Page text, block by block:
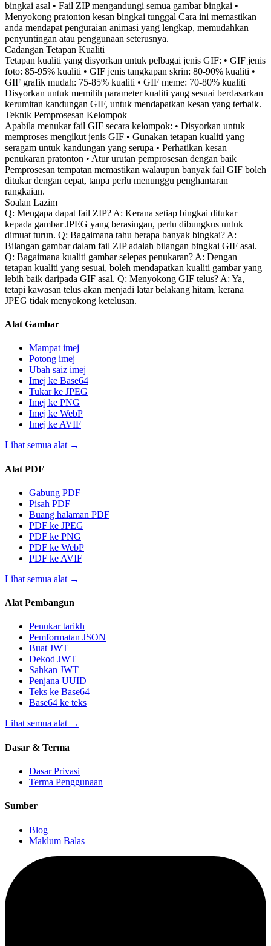
bingkai asal • Fail ZIP mengandungi semua gambar bingkai •
Menyokong pratonton kesan bingkai tunggal Cara ini memastikan
anda mendapat penguraian animasi yang lengkap, memudahkan
penyuntingan atau penggunaan seterusnya.
Cadangan Tetapan Kualiti
Tetapan kualiti yang disyorkan untuk pelbagai jenis GIF: • GIF jenis
foto: 85-95% kualiti • GIF jenis tangkapan skrin: 80-90% kualiti •
GIF grafik mudah: 75-85% kualiti • GIF meme: 70-80% kualiti
Disyorkan untuk memilih parameter kualiti yang sesuai berdasarkan
kerumitan kandungan GIF, untuk mendapatkan kesan yang terbaik.
Teknik Pemprosesan Kelompok
Apabila menukar fail GIF secara kelompok: • Disyorkan untuk
memproses mengikut jenis GIF • Gunakan tetapan kualiti yang
seragam untuk kandungan yang serupa • Perhatikan kesan
penukaran pratonton • Atur urutan pemprosesan dengan baik
Pemprosesan tempatan memastikan walaupun banyak fail GIF boleh
ditukar dengan cepat, tanpa perlu menunggu penghantaran
rangkaian.
Soalan Lazim
Q: Mengapa dapat fail ZIP? A: Kerana setiap bingkai ditukar
kepada gambar JPEG yang berasingan, perlu dibungkus untuk
dimuat turun. Q: Bagaimana tahu berapa banyak bingkai? A:
Bilangan gambar dalam fail ZIP adalah bilangan bingkai GIF asal.
Q: Bagaimana kualiti gambar selepas penukaran? A: Dengan
tetapan kualiti yang sesuai, boleh mendapatkan kualiti gambar yang
lebih baik daripada GIF asal. Q: Menyokong GIF telus? A: Ya,
tetapi kawasan telus akan menjadi latar belakang hitam, kerana
JPEG tidak menyokong ketelusan.
Alat Gambar
Mampat imej
Potong imej
Ubah saiz imej
Imej ke Base64
Tukar ke JPEG
Imej ke PNG
Imej ke WebP
Imej ke AVIF
Lihat semua alat→
Alat PDF
Gabung PDF
Pisah PDF
Buang halaman PDF
PDF ke JPEG
PDF ke PNG
PDF ke WebP
PDF ke AVIF
Lihat semua alat →
Alat Pembangun
Penukar tarikh
Pemformatan JSON
Buat JWT
Dekod JWT
Sahkan JWT
Penjana UUID
Teks ke Base64
Base64 ke teks
Lihat semua alat→
Dasar & Terma
Dasar Privasi
Terma Penggunaan
Sumber
Blog
Maklum Balas